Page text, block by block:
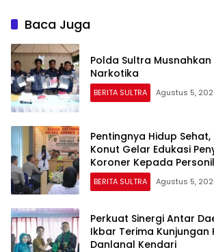
Baca Juga
Polda Sultra
Narkotika
BERITA SULTRA Agustus 5,
Pentingnya Hidup Sehat,
Konut Gelar Edukasi
Koroner Kepada Personil
BERITA SULTRA Agustus 5,
Perkuat Sinergi Antar
Ikbar Terima Kunjungan
Danlanal Kendari